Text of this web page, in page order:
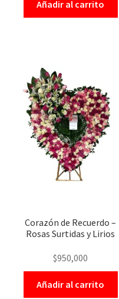
Añadir al carrito
Corazón de Recuerdo –
Rosas Surtidas y Lirios
$950,000
Añadir al carrito